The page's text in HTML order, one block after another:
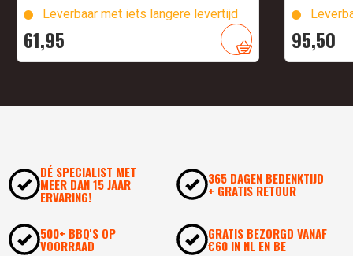
Leverbaar met iets langere levertijd
61,95 95,50
DÉ SPECIALIST MET
MEER DAN 15 JAAR
ERVARING!
365 DAGEN BEDENKTIJD
+ GRATIS RETOUR
500+ BBQ'S OP
VOORRAAD
GRATIS BEZORGD VANAF
€60 IN NL EN BE